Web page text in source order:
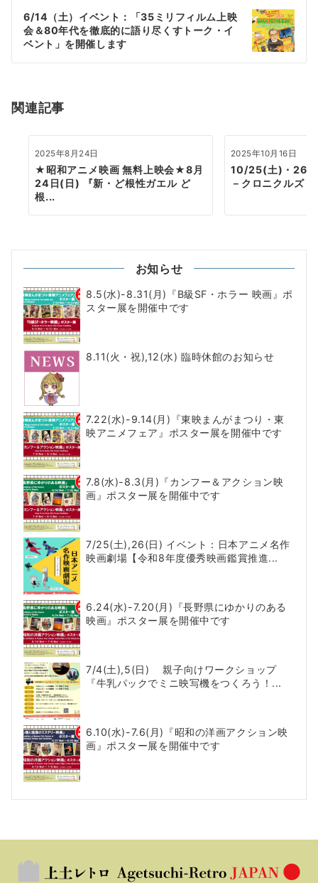
稿
ナ
ビ
ー
6/14（土）イベント：「35ミリフィルム上映
会＆80年代を徹底的に語り尽くすトーク・イ
ベント」を開催します
関連記事
2025年8月24日
★昭和アニメ映画 無料上映会★8月
24日(日) 『新・ど根性ガエル ど
根...
2025年10月16日
10/25(土)・26(
－クロニクルズ－
お知らせ
8.5(水)-8.31(月)『B級SF・ホラー 映画』ポ
スター展を開催中です
8.11(火・祝),12(水) 臨時休館のお知らせ
7.22(水)-9.14(月)『東映まんがまつり・東
映アニメフェア』ポスター展を開催中です
7.8(水)-8.3(月)『カンフー＆アクション映
画』ポスター展を開催中です
7/25(土),26(日) イベント：日本アニメ名作
映画劇場【令和8年度優秀映画鑑賞推進...
6.24(水)-7.20(月)『長野県にゆかりのある
映画』ポスター展を開催中です
7/4(土),5(日) 親子向けワークショップ
『牛乳パックでミニ映写機をつくろう！...
6.10(水)-7.6(月)『昭和の洋画アクション映
画』ポスター展を開催中です